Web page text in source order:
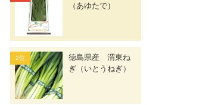
（あゆたで）
徳島県産 渭東ね
ぎ（いとうねぎ）